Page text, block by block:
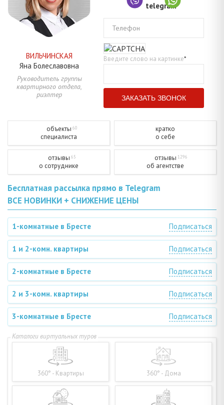
ВИЛЬЧИНСКАЯ
Яна Болеславовна
Руководитель группы
квартирного отдела,
риэлтер
Телефон
Введите слово на картинке*
объекты 60
специалиста
кратко
о себе
отзывы 65
о сотруднике
отзывы 1296
об агентстве
Бесплатная рассылка прямо в Telegram
ВСЕ НОВИНКИ + СНИЖЕНИЕ ЦЕНЫ
1-комнатные в Бресте Подписаться
1 и 2-комн. квартиры Подписаться
2-комнатные в Бресте Подписаться
2 и 3-комн. квартиры Подписаться
3-комнатные в Бресте Подписаться
360° - Квартиры 360° - Дома